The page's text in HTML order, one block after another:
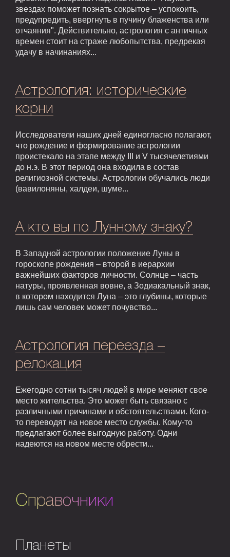
звездах поможет познать сокрытое – успокоить,
предупредить, ввергнуть в пучину блаженства или
отчаяния". Действительно, астрология с античных
времен стоит на страже любопытства, предрекая
удачу в начинаниях...
Астрология: исторические
корни
Исследователи наших дней единогласно полагают,
что рождение и формирование астрологии
проистекало на этапе между III и V тысячелетиями
до н.э. В этот период она входила в состав
религиозной системы. Астрологии обучались люди
(вавилоняны, халдеи, шуме...
А кто вы по Лунному знаку?
В Западной астрологии положение Луны в
гороскопе рождения – второй в иерархии
важнейших факторов личности. Солнце – часть
натуры, проявленная вовне, а Зодиакальный знак,
в котором находится Луна – это глубины, которые
лишь сам человек может почувство...
Астрология переезда –
релокация
Ежегодно сотни тысяч людей в мире меняют свое
место жительства. Это может быть связано с
различными причинами и обстоятельствами. Кого-
то переводят на новое место службы. Кому-то
предлагают более выгодную работу. Одни
надеются на новом месте обрести...
Справочники
Планеты